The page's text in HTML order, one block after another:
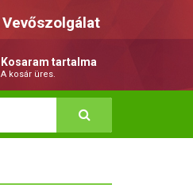
Vevőszolgálat
Kosaram tartalma
A kosár üres.